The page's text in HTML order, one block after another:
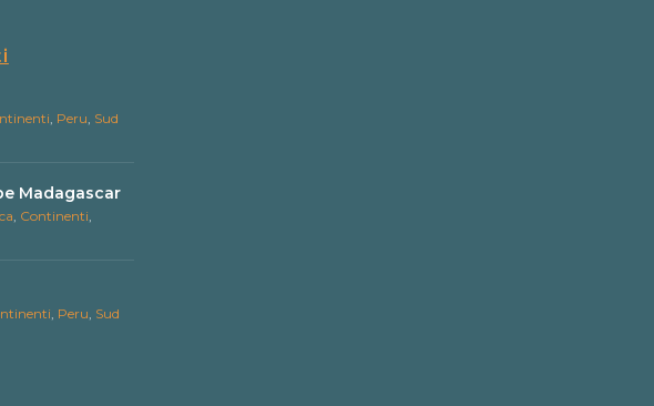
, Peru, Sud
Madagascar
, Continenti,
, Peru, Sud